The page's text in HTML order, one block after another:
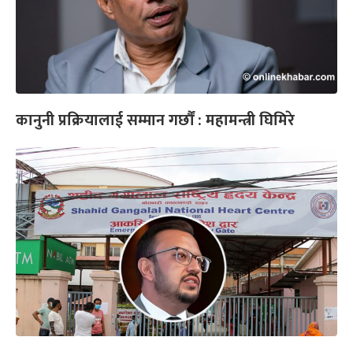
कानुनी प्रक्रियालाई सम्मान गर्छौं : महामन्त्री घिमिरे